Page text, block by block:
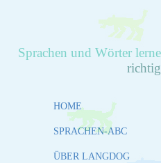
Sprachen und Wörter
HOME
SPRACHEN-ABC
ÜBER LANGDOG